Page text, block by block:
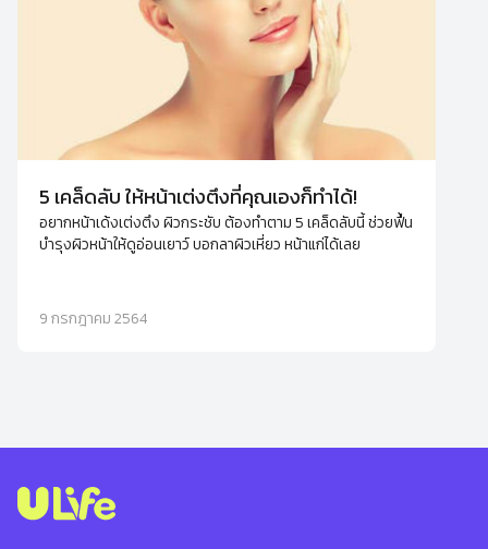
5 เคล็ดลับ ให้หน้าเต่งตึงที่คุณเองก็ทำได้!
อยากหน้าเด้งเต่งตึง ผิวกระชับ ต้องทำตาม 5 เคล็ดลับนี้ ช่วยฟื้น
บำรุงผิวหน้าให้ดูอ่อนเยาว์ บอกลาผิวเหี่ยว หน้าแก่ได้เลย
9 กรกฎาคม 2564